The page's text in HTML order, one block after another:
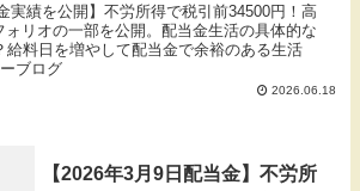
実績を公開】不労所得で税引前34500円！高
リオの一部を公開。配当金生活の具体的な
給料日を増やして配当金で余裕のある生活
ブログ
2026.06.18
【2026年3月9日配当金】不労所